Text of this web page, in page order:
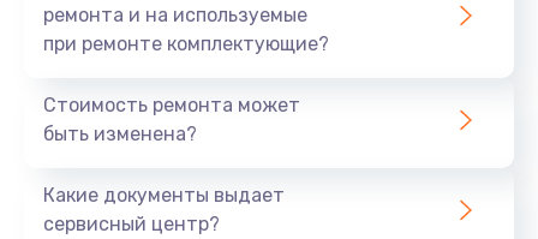
ремонта и на используемые
при ремонте комплектующие?
Стоимость ремонта может
быть изменена?
Какие документы выдает
сервисный центр?